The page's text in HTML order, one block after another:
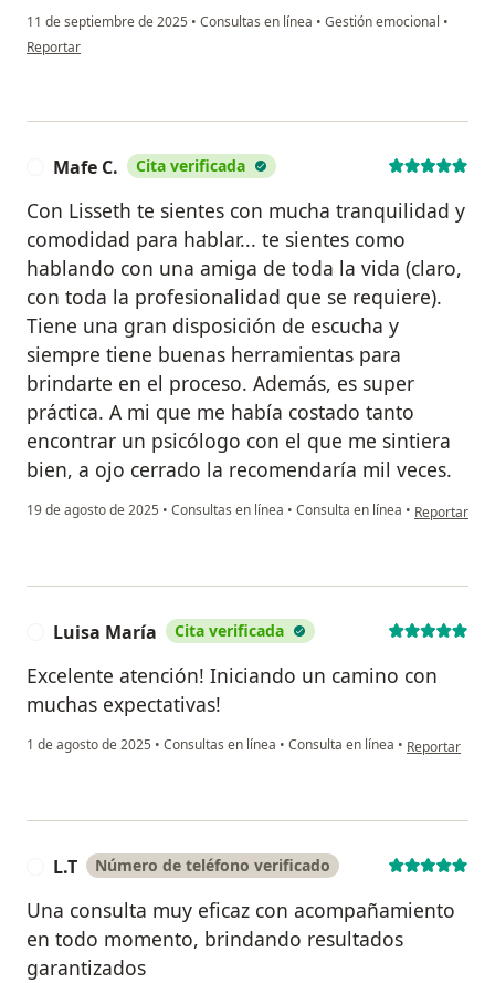
11 de septiembre de 2025 • Consultas en línea • Gestión emocional •
en opinión del usuario Lisseth Andrea Samaca Moncayo
Reportar
Mafe C. Cita verificada
Con Lisseth te sientes con mucha tranquilidad y
comodidad para hablar... te sientes como
hablando con una amiga de toda la vida (claro,
con toda la profesionalidad que se requiere).
Tiene una gran disposición de escucha y
siempre tiene buenas herramientas para
brindarte en el proceso. Además, es super
práctica. A mi que me había costado tanto
encontrar un psicólogo con el que me sintiera
bien, a ojo cerrado la recomendaría mil veces.
19 de agosto de 2025 • Consultas en línea • Consulta en línea • en opinión
Reportar
Luisa María Cita verificada
Excelente atención! Iniciando un camino con
muchas expectativas!
1 de agosto de 2025 • Consultas en línea • Consulta en línea • en opinión
Reportar
L.T Número de teléfono verificado
Una consulta muy eficaz con acompañamiento
en todo momento, brindando resultados
garantizados